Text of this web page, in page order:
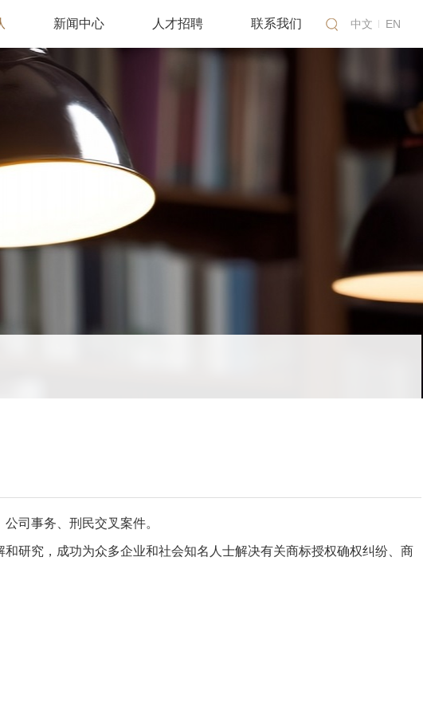
中文 EN
新闻中心 人才招聘 联系我们
司事务、刑民交叉案件。
研究，成功为众多企业和社会知名人士解决有关商标授权确权纠纷、商